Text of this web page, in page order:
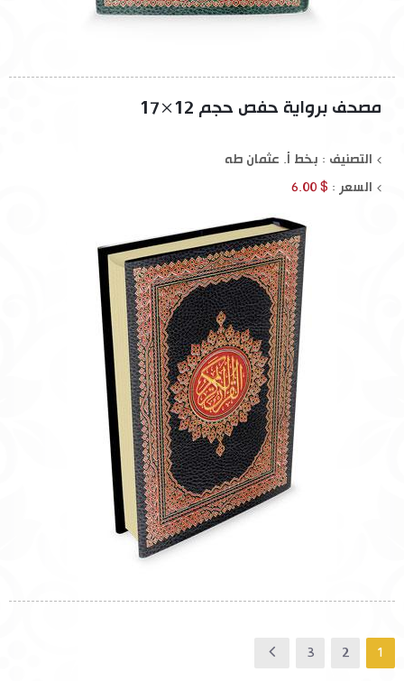
مصحف برواية حفص حجم 12×17
التصنيف : بخط أ. عثمان طه
السعر : $ 6.00
1
2
3